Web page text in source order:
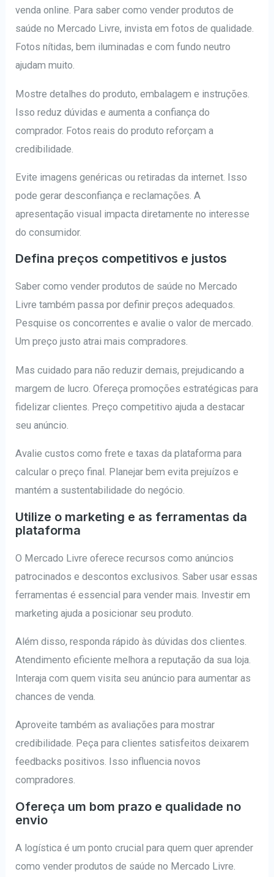
venda online. Para saber como vender produtos de
saúde no Mercado Livre, invista em fotos de qualidade.
Fotos nítidas, bem iluminadas e com fundo neutro
ajudam muito.
Mostre detalhes do produto, embalagem e instruções.
Isso reduz dúvidas e aumenta a confiança do
comprador. Fotos reais do produto reforçam a
credibilidade.
Evite imagens genéricas ou retiradas da internet. Isso
pode gerar desconfiança e reclamações. A
apresentação visual impacta diretamente no interesse
do consumidor.
Defina preços competitivos e justos
Saber como vender produtos de saúde no Mercado
Livre também passa por definir preços adequados.
Pesquise os concorrentes e avalie o valor de mercado.
Um preço justo atrai mais compradores.
Mas cuidado para não reduzir demais, prejudicando a
margem de lucro. Ofereça promoções estratégicas para
fidelizar clientes. Preço competitivo ajuda a destacar
seu anúncio.
Avalie custos como frete e taxas da plataforma para
calcular o preço final. Planejar bem evita prejuízos e
mantém a sustentabilidade do negócio.
Utilize o marketing e as ferramentas da
plataforma
O Mercado Livre oferece recursos como anúncios
patrocinados e descontos exclusivos. Saber usar essas
ferramentas é essencial para vender mais. Investir em
marketing ajuda a posicionar seu produto.
Além disso, responda rápido às dúvidas dos clientes.
Atendimento eficiente melhora a reputação da sua loja.
Interaja com quem visita seu anúncio para aumentar as
chances de venda.
Aproveite também as avaliações para mostrar
credibilidade. Peça para clientes satisfeitos deixarem
feedbacks positivos. Isso influencia novos
compradores.
Ofereça um bom prazo e qualidade no
envio
A logística é um ponto crucial para quem quer aprender
como vender produtos de saúde no Mercado Livre.